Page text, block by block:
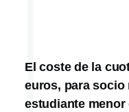
El coste de la
euros, para socio
estudiante menor